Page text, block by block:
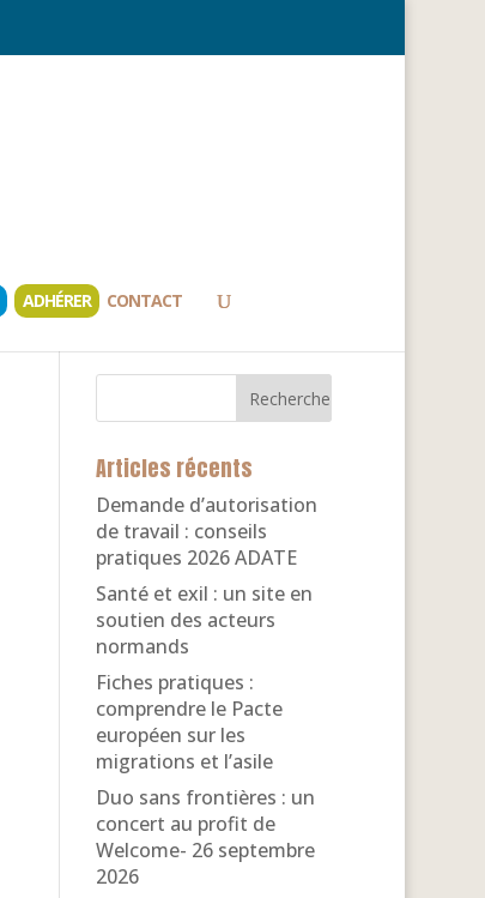
ADHÉRER CONTACT
Articles récents
Demande d’autorisation
de travail : conseils
pratiques 2026 ADATE
Santé et exil : un site en
soutien des acteurs
normands
Fiches pratiques :
comprendre le Pacte
européen sur les
migrations et l’asile
Duo sans frontières : un
concert au profit de
Welcome- 26 septembre
2026